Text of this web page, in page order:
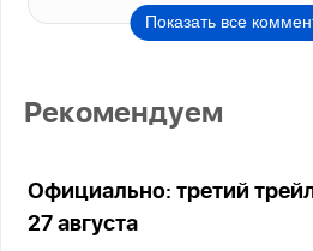
Показать все
Рекомендуем
Официально: третий
27 августа